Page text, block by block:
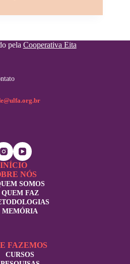
pela Cooperativa Eita
INÍCIO
NÓS
SOMOS
QUEM FAZ
MEMÓRIA
FAZEMOS
CURSOS